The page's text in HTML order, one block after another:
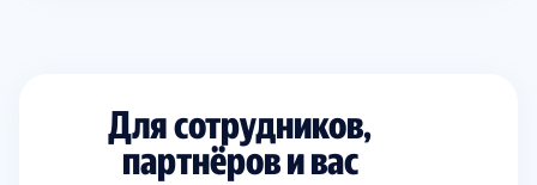
Для сотрудников,
партнёров и вас